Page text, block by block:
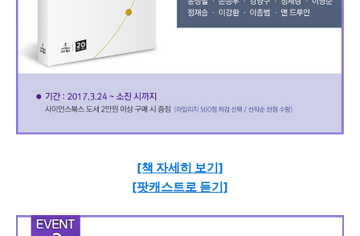
[책 자세히 보기]
[팟캐스트로 듣기]